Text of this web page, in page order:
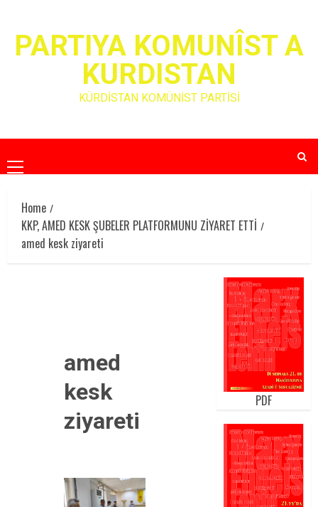
contentPARTIYA KOMUNÎST A
KURDISTAN
KÜRDİSTAN KOMÜNİST PARTİSİ
Primary
Menu
Home
KKP, AMED KESK ŞUBELER PLATFORMUNU ZİYARET ETTİ
amed kesk ziyareti
amed
kesk
ziyareti
PDF